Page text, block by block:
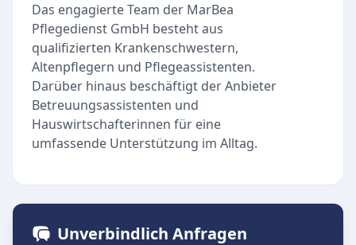
Das engagierte Team der MarBea
Pflegedienst GmbH besteht aus
qualifizierten Krankenschwestern,
Altenpflegern und Pflegeassistenten.
Darüber hinaus beschäftigt der Anbieter
Betreuungsassistenten und
Hauswirtschafterinnen für eine
umfassende Unterstützung im Alltag.
Unverbindlich Anfragen